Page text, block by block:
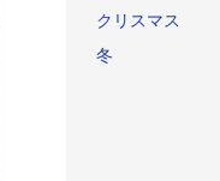
クリスマス
冬